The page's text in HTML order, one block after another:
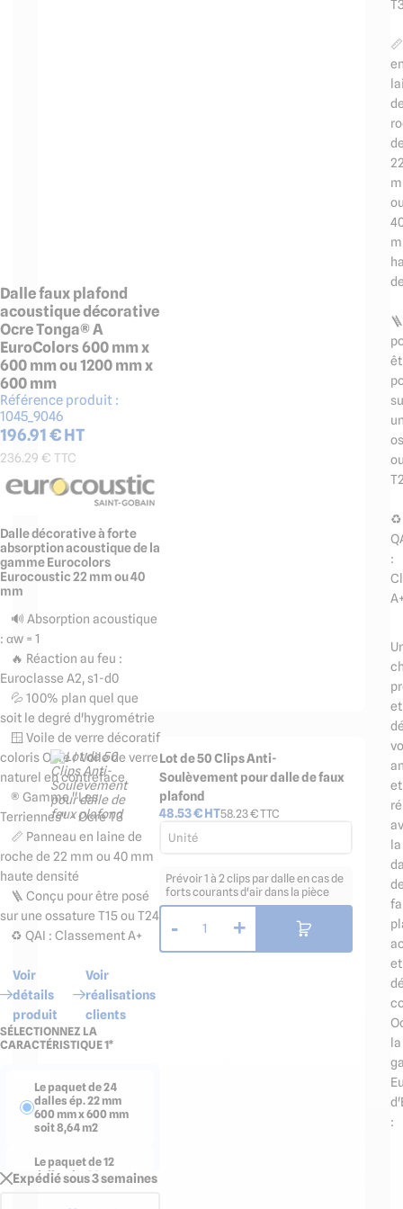
Dalle faux plafond
acoustique décorative
Ocre Tonga® A
EuroColors 600 mm x
600 mm ou 1200 mm x
600 mm
Référence produit :
1045_9046
196.91€ HT
236.29 € TTC
Dalle décorative à forte
absorption acoustique de la
gamme Eurocolors
Eurocoustic 22 mm ou 40
mm
🔊 Absorption acoustique
: αw = 1
🔥 Réaction au feu :
Euroclasse A2, s1-d0
💦 100% plan quel que
soit le degré d'hygrométrie
🪟 Voile de verre décoratif
coloris Ocre / Voile de verre
naturel en contreface
®️ Gamme "Les
Terriennes" - Ocre T3
📏 Panneau en laine de
roche de 22 mm ou 40 mm
haute densité
🪜 Conçu pour être posé
sur une ossature T15 ou T24
♻️ QAI : Classement A+
Voir
détails
produit
Voir
réalisations
clients
SÉLECTIONNEZ LA
CARACTÉRISTIQUE 1*
Le paquet de 24
dalles ép. 22 mm
600 mm x 600 mm
soit 8,64 m2
Le paquet de 12
dalles ép. 22 mm
Expédié sous 3 semaines
Lot de 50 Clips Anti-
Soulèvement pour dalle de faux
plafond
48.53€ HT58.23€ TTC
Unité
Prévoir 1 à 2 clips par dalle en cas de
forts courants d'air dans la pièce
- 1 +
♻️
:
et
et
la
et
la
: